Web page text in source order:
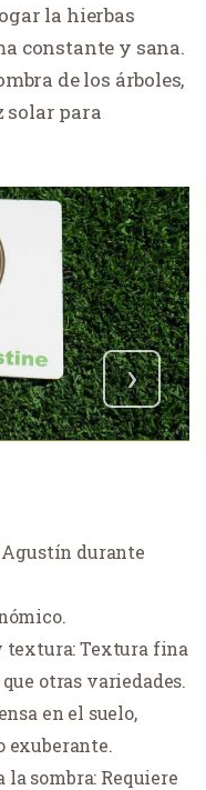
la hierbas
constante y sana.
de los árboles,
solar para
›
Agustín durante
textura: Textura fina
otras variedades.
en el suelo,
exuberante.
sombra: Requiere